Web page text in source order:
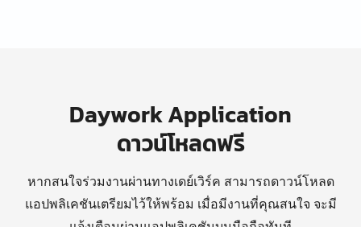
Daywork Application
ดาวน์โหลดฟรี
หากสนใจร่วมงานผ่านทางเดย์เวิร์ค สามารถดาวน์โหลด
แอปพลิเคชันเตรียมไว้ให้พร้อม เมื่อมีงานที่คุณสนใจ จะมี